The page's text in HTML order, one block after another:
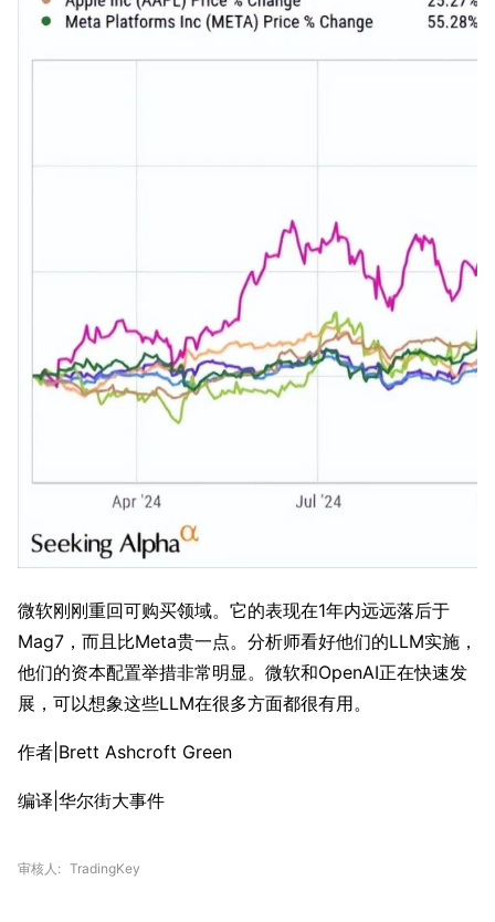
微软刚刚重回可购买领域。它的表现在1年内远远落后于
Mag7，而且比Meta贵一点。分析师看好他们的LLM实施，
他们的资本配置举措非常明显。微软和OpenAI正在快速发
展，可以想象这些LLM在很多方面都很有用。
作者|Brett Ashcroft Green
编译|华尔街大事件
审核人 TradingKey